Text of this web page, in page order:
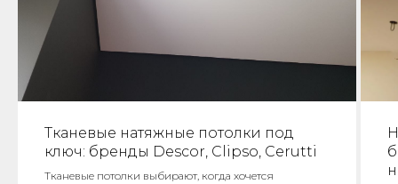
Тканевые натяжные потолки под
ключ: бренды Descor, Clipso, Cerutti
Тканевые потолки выбирают, когда хочется